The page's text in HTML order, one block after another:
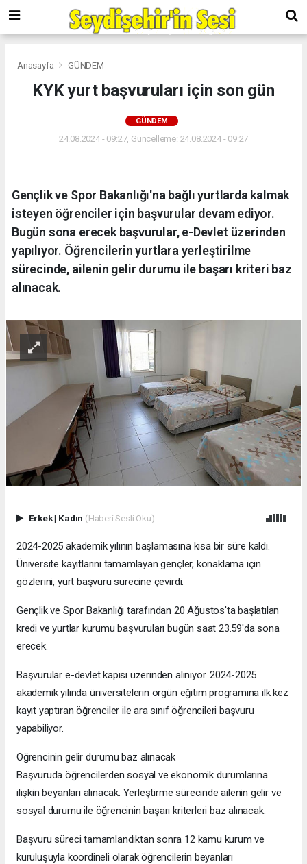
Anasayfa GÜNDEM
KYK yurt başvuruları için son gün
GÜNDEM
24.08.2024 - 09:27, Güncelleme: 24.08.2024 - 09:27
Gençlik ve Spor Bakanlığı'na bağlı yurtlarda kalmak
isteyen öğrenciler için başvurular devam ediyor.
Bugün sona erecek başvurular, e-Devlet üzerinden
yapılıyor. Öğrencilerin yurtlara yerleştirilme
sürecinde, ailenin gelir durumu ile başarı kriteri baz
alınacak.
Erkek| Kadın (Haberi Sesli Oku)
2024-2025 akademik yılının başlamasına kısa bir süre kaldı.
Üniversite kayıtlarını tamamlayan gençler, konaklama için
gözlerini, yurt başvuru sürecine çevirdi.
Gençlik ve Spor Bakanlığı tarafından 20 Ağustos'ta başlatılan
kredi ve yurtlar kurumu başvuruları bugün saat 23.59'da sona
erecek.
Başvurular e-devlet kapısı üzerinden alınıyor. 2024-2025
akademik yılında üniversitelerin örgün eğitim programına ilk kez
kayıt yaptıran öğrenciler ile ara sınıf öğrencileri başvuru
yapabiliyor.
Öğrencinin gelir durumu baz alınacak
Başvuruda öğrencilerden sosyal ve ekonomik durumlarına
ilişkin beyanları alınacak. Yerleştirme sürecinde ailenin gelir ve
sosyal durumu ile öğrencinin başarı kriterleri baz alınacak.
Başvuru süreci tamamlandıktan sonra 12 kamu kurum ve
kuruluşuyla koordineli olarak öğrencilerin beyanları